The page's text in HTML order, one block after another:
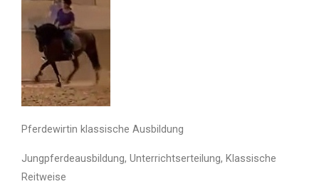
Pferdewirtin klassische Ausbildung
Jungpferdeausbildung, Unterrichtserteilung, Klassische
Reitweise